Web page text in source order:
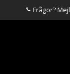
Frågor?